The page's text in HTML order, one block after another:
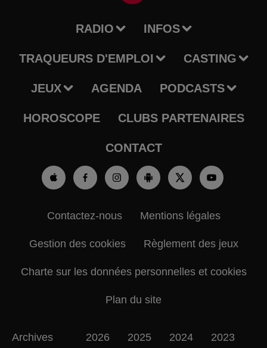
RADIO INFOS
TRAQUEURS D'EMPLOI CASTING
JEUX AGENDA PODCASTS
HOROSCOPE CLUBS PARTENAIRES
CONTACT
Contactez-nous Mentions légales
Gestion des cookies Règlement des jeux
Charte sur les données personnelles et cookies
Plan du site
Archives 2026 2025 2024 2023